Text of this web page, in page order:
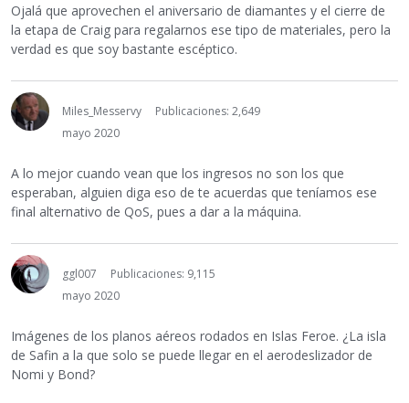
Ojalá que aprovechen el aniversario de diamantes y el cierre de
la etapa de Craig para regalarnos ese tipo de materiales, pero la
verdad es que soy bastante escéptico.
Miles_Messervy
Publicaciones: 2,649
mayo 2020
A lo mejor cuando vean que los ingresos no son los que
esperaban, alguien diga eso de te acuerdas que teníamos ese
final alternativo de QoS, pues a dar a la máquina.
ggl007
Publicaciones: 9,115
mayo 2020
Imágenes de los planos aéreos rodados en Islas Feroe. ¿La isla
de Safin a la que solo se puede llegar en el aerodeslizador de
Nomi y Bond?